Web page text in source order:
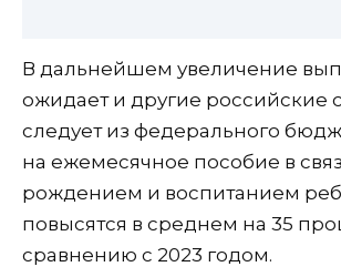
В дальнейшем увеличение
ожидает и другие российские
следует из федерального
на ежемесячное пособие в
рождением и воспитанием
повысятся в среднем на 35
сравнению с 2023 годом.